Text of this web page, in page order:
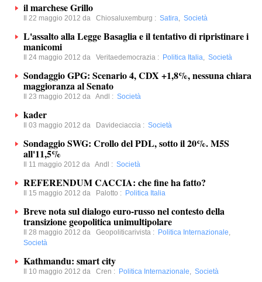
il marchese Grillo
Il 22 maggio 2012 da Chiosaluxemburg : Satira, Società
L'assalto alla Legge Basaglia e il tentativo di ripristinare i
manicomi
Il 24 maggio 2012 da Veritaedemocrazia : Politica Italia, Società
Sondaggio GPG: Scenario 4, CDX +1,8%, nessuna chiara
maggioranza al Senato
Il 23 maggio 2012 da Andl : Società
kader
Il 03 maggio 2012 da Davideciaccia : Società
Sondaggio SWG: Crollo del PDL, sotto il 20%. M5S
all'11,5%
Il 11 maggio 2012 da Andl : Società
REFERENDUM CACCIA: che fine ha fatto?
Il 15 maggio 2012 da Palotto : Politica Italia
Breve nota sul dialogo euro-russo nel contesto della
transizione geopolitica unimultipolare
Il 28 maggio 2012 da Geopoliticarivista : Politica Internazionale,
Società
Kathmandu: smart city
Il 10 maggio 2012 da Cren : Politica Internazionale, Società